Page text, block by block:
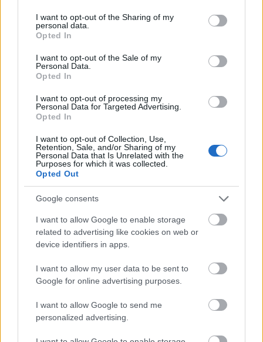
not limited to your visit or usage behaviour. You may click to
grant or deny consent to Google and its third-party tags to
use your data for below specified purposes in below Google
consent section.
I want to opt-out of the Sharing of my
personal data.
Opted In
I want to opt-out of the Sale of my
Personal Data.
Opted In
I want to opt-out of processing my
Personal Data for Targeted Advertising.
Opted In
I want to opt-out of Collection, Use,
Retention, Sale, and/or Sharing of my
Personal Data that Is Unrelated with the
Purposes for which it was collected.
Opted Out
Google consents
I want to allow Google to enable storage
related to advertising like cookies on web or
device identifiers in apps.
I want to allow my user data to be sent to
Google for online advertising purposes.
I want to allow Google to send me
personalized advertising.
Minden idők legjövedelmezőbbje és
gyorsmérleg
HÍREK 2026. júl. 20.
Mi lett Alain Delon vagyonával? Adóhatósági
csavar a sztoriban